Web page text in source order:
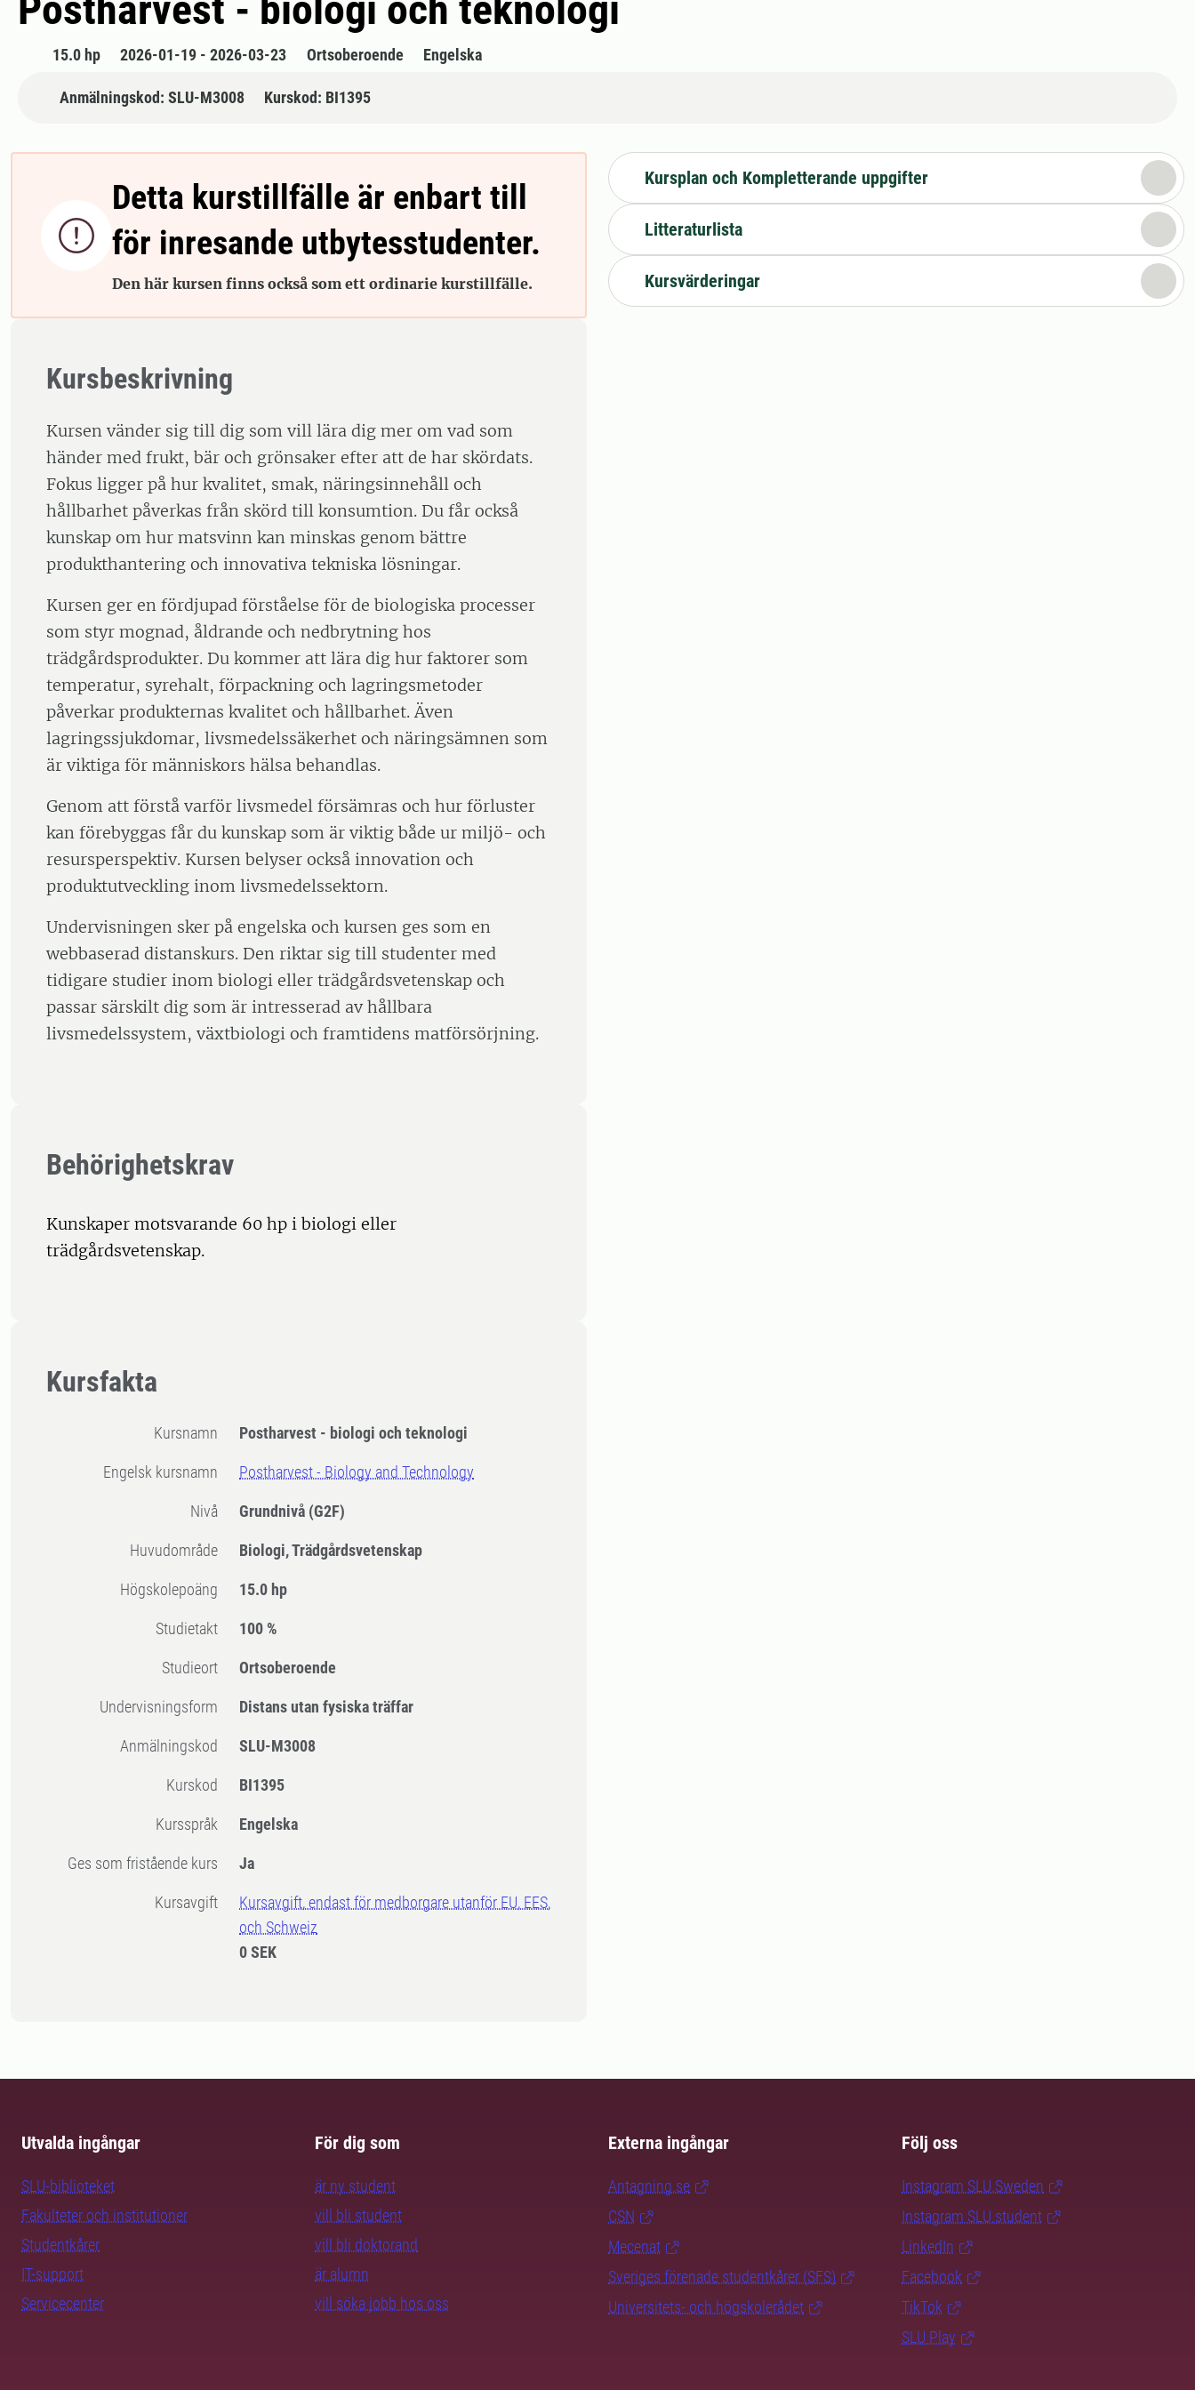
15.0 hp 2026-01-19 - 2026-03-23 Ortsoberoende Engelska
Anmälningskod: SLU-M3008 Kurskod: BI1395

Detta kurstillfälle är enbart till
för inresande utbytesstudenter.
Den här kursen finns också som ett ordinarie kurstillfälle.
Kursbeskrivning
Kursen vänder sig till dig som vill lära dig mer om vad som
händer med frukt, bär och grönsaker efter att de har skördats.
Fokus ligger på hur kvalitet, smak, näringsinnehåll och
hållbarhet påverkas från skörd till konsumtion. Du får också
kunskap om hur matsvinn kan minskas genom bättre
produkthantering och innovativa tekniska lösningar.
Kursen ger en fördjupad förståelse för de biologiska processer
som styr mognad, åldrande och nedbrytning hos
trädgårdsprodukter. Du kommer att lära dig hur faktorer som
temperatur, syrehalt, förpackning och lagringsmetoder
påverkar produkternas kvalitet och hållbarhet. Även
lagringssjukdomar, livsmedelssäkerhet och näringsämnen som
är viktiga för människors hälsa behandlas.
Genom att förstå varför livsmedel försämras och hur förluster
kan förebyggas får du kunskap som är viktig både ur miljö- och
resursperspektiv. Kursen belyser också innovation och
produktutveckling inom livsmedelssektorn.
Undervisningen sker på engelska och kursen ges som en
webbaserad distanskurs. Den riktar sig till studenter med
tidigare studier inom biologi eller trädgårdsvetenskap och
passar särskilt dig som är intresserad av hållbara
livsmedelssystem, växtbiologi och framtidens matförsörjning.
Behörighetskrav
Kunskaper motsvarande 60 hp i biologi eller
trädgårdsvetenskap.
Kursfakta
Kursnamn Postharvest - biologi och teknologi
Engelsk kursnamn Postharvest - Biology and Technology
Nivå Grundnivå (G2F)
Huvudområde Biologi, Trädgårdsvetenskap
högskolepoäng 15.0 hp
Studietakt 100 %
Studieort Ortsoberoende
Undervisningsform Distans utan fysiska träffar
Anmälningskod SLU-M3008
Kurskod BI1395
Kursspråk Engelska
Ges som fristående kurs Ja
Kursavgift
Kursavgift, endast för medborgare utanför EU, EES,
och Schweiz
0 SEK
Kursplan och Kompletterande uppgifter
Litteraturlista
Kursvärderingar
Utvalda ingångar
SLU-biblioteket
Fakulteter och institutioner
Studentkårer
IT-support
Servicecenter
För dig som
är ny student
vill bli student
vill bli doktorand
är alumn
vill söka jobb hos oss
Externa ingångar
Antagning.se
CSN
Mecenat
Sveriges förenade studentkårer (SFS)
Universitets- och högskolerådet
Följ oss
Instagram SLU.Sweden
Instagram SLU.student
LinkedIn
Facebook
TikTok
SLU Play